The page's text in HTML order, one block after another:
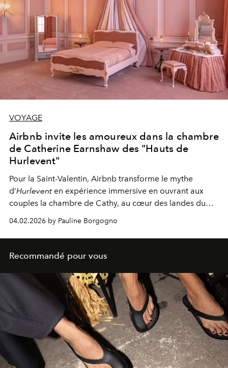
VOYAGE
Airbnb invite les amoureux dans la chambre
de Catherine Earnshaw des "Hauts de
Hurlevent"
Pour la Saint-Valentin, Airbnb transforme le mythe
d’Hurlevent en expérience immersive en ouvrant aux
couples la chambre de Cathy, au cœur des landes du
Yorkshire chères aux sœurs Brontë.
04.02.2026 by Pauline Borgogno
Recommandé pour vous